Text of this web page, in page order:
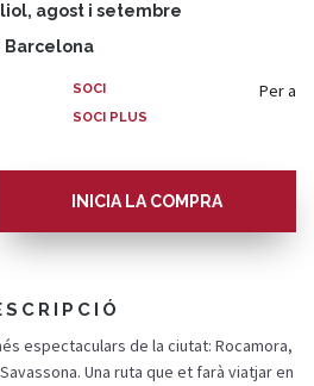
agost i setembre
- Barcelona
Per a
SOCI
SOCI PLUS
INICIA LA COMPRA
espectaculars de la ciutat: Rocamora,
Una ruta que et farà viatjar en